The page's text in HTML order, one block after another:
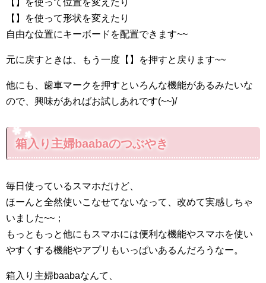
【 】を使って位置を変えたり
【 】を使って形状を変えたり
自由な位置にキーボードを配置できます~~
元に戻すときは、もう一度【 】を押すと戻ります~~
他にも、歯車マークを押すといろんな機能があるみたいな
ので、興味があればお試しあれです(~~)/
箱入り主婦baabaのつぶやき
毎日使っているスマホだけど、
ほーんと全然使いこなせてないなって、改めて実感しちゃ
いました~~；
もっともっと他にもスマホには便利な機能やスマホを使い
やすくする機能やアプリもいっぱいあるんだろうなー。
箱入り主婦baabaなんて、